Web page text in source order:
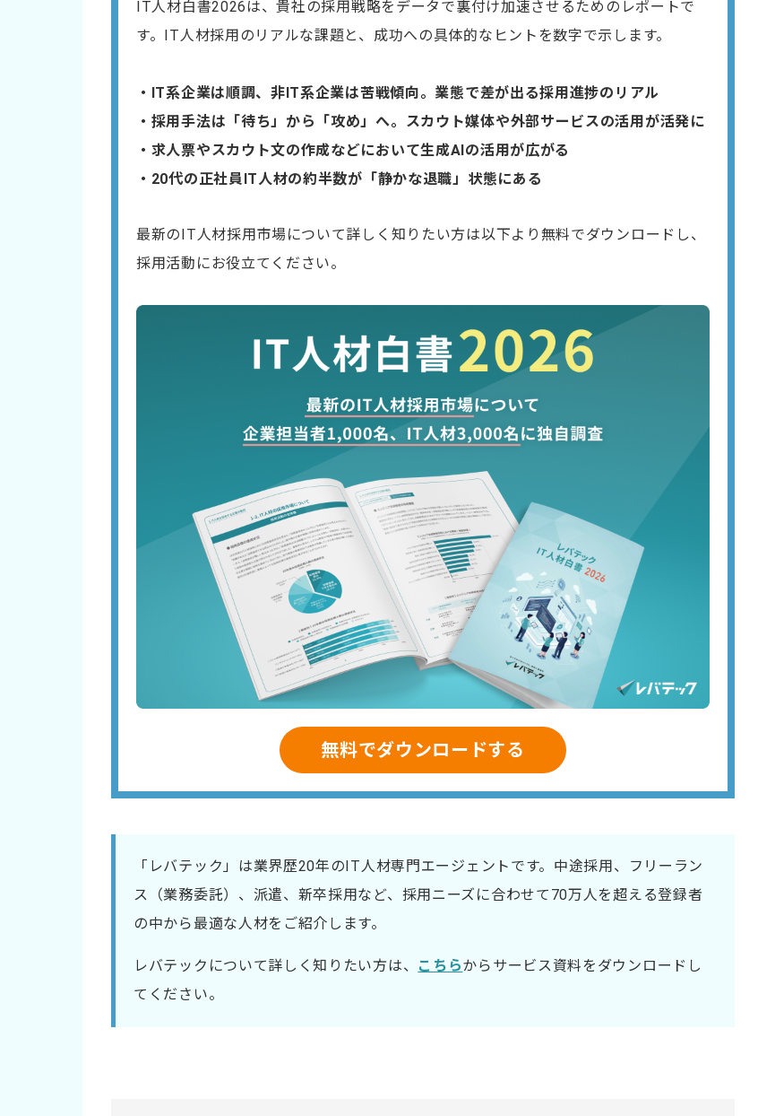
IT人材白書2026は、貴社の採用戦略をデータで裏付け​加速させるためのレポートで
す。IT人材採用のリアルな課題と、成功への具体的なヒントを数字で示します。
・IT系企業は順調、非IT系企業は苦戦傾向。業態で差が出る採用進捗のリアル​
・採用手法は「待ち」から「攻め」へ。スカウト媒体や外部サービスの活用が活発に
・​求人票やスカウト文の作成などにおいて生成AIの活用が広がる
・20代の正社員IT人材の約半数が「静かな退職」状態にある
最新のIT人材採用市場について詳しく知りたい方は以下より無料でダウンロードし、
採用活動にお役立てください。
無料でダウンロードする
「レバテック」は業界歴20年のIT人材専門エージェントです。中途採用、フリーラン
ス（業務委託）、派遣、新卒採用など、採用ニーズに合わせて70万人を超える登録者
の中から最適な人材をご紹介します。
レバテックについて詳しく知りたい方は、 こちらからサービス資料をダウンロードし
てください。